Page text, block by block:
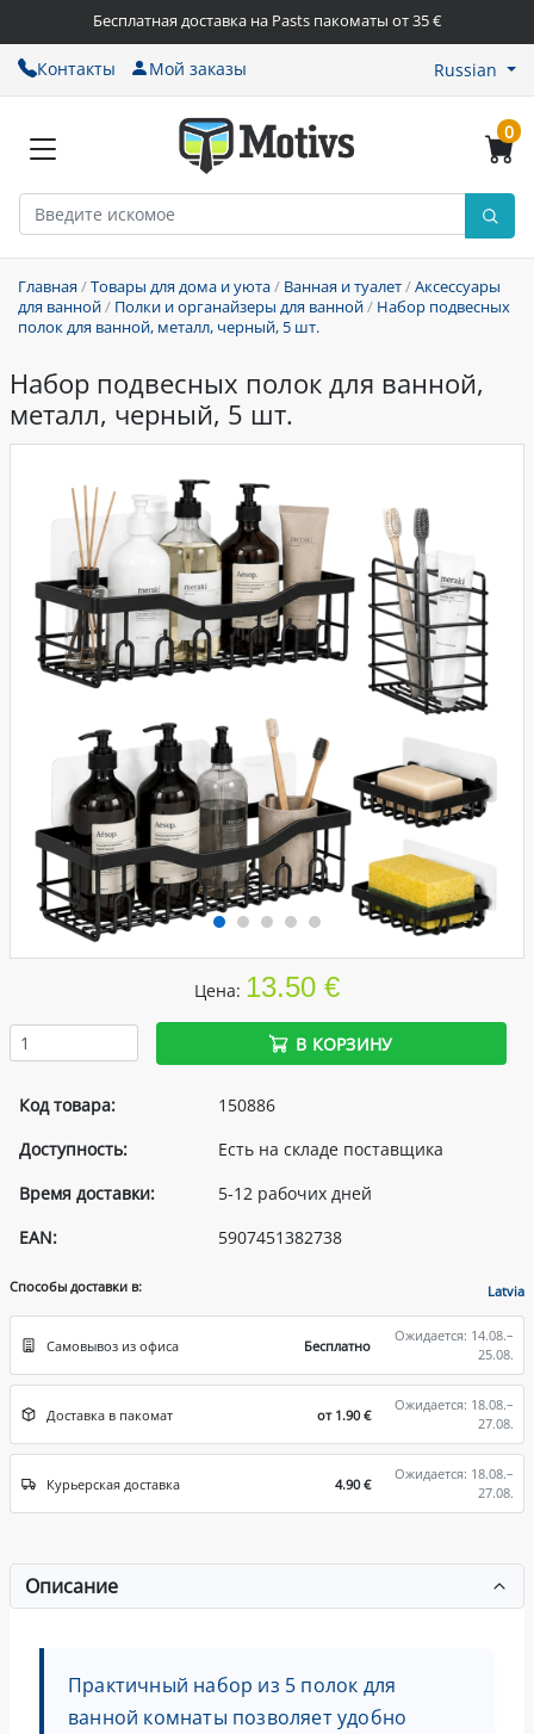
Бесплатная доставка на Pasts пакоматы от 35 €
Контакты Мой заказы Russian
0
Главная/Товары для дома и уюта/ Ванная и туалет/Аксессуары
для ванной/ Полки и органайзеры для ванной/ Набор подвесных
полок для ванной, металл, черный, 5 шт.
Набор подвесных полок для ванной,
металл, черный, 5 шт.
Цена: 13.50 €
В КОРЗИНУ
Код товара:
150886
Доступность:
Есть на складе поставщика
Время доставки:
5-12 рабочих дней
EAN:
5907451382738
Способы доставки в: Latvia
Самовывоз из офиса Бесплатно
Ожидается: 14.08.–
25.08.
Доставка в пакомат от 1.90 €
Ожидается: 18.08.–
27.08.
Курьерская доставка 4.90 €
Ожидается: 18.08.–
27.08.
Описание
Практичный набор из 5 полок для
ванной комнаты позволяет удобно